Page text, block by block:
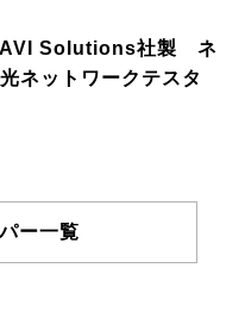
Solutions社製 ネ
ネットワークテスタ
ー一覧